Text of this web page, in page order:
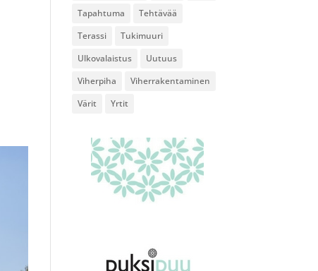
Tapahtuma
Tehtävää
Terassi
Tukimuuri
Ulkovalaistus
Uutuus
Viherpiha
Viherrakentaminen
Värit
Yrtit